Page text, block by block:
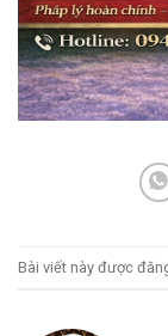
Bài viết này được